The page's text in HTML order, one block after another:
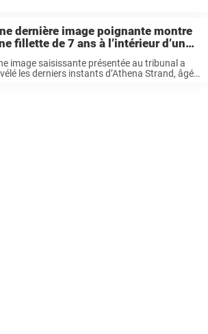
dernière image poignante montre
fillette de 7 ans à l’intérieur d’un
FedEx avant qu’elle ne soit
image saisissante présentée au tribunal a
les derniers instants d’Athena Strand, âgée